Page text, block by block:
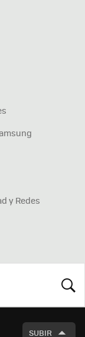
y Redes
SUBIR